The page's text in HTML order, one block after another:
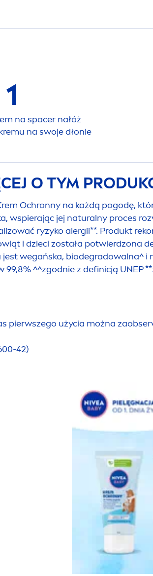
1
na spacer nałóż
na swoje dłonie
O TYM
Ochronny na każdą pogodę,
wspierając jej naturalny proces
ryzyko alergii**. Produkt reko
i dzieci została potwierdzona
jest wegańska, biodegradowalna^
^^zgodnie z definicją
pierwszego użycia można
42)